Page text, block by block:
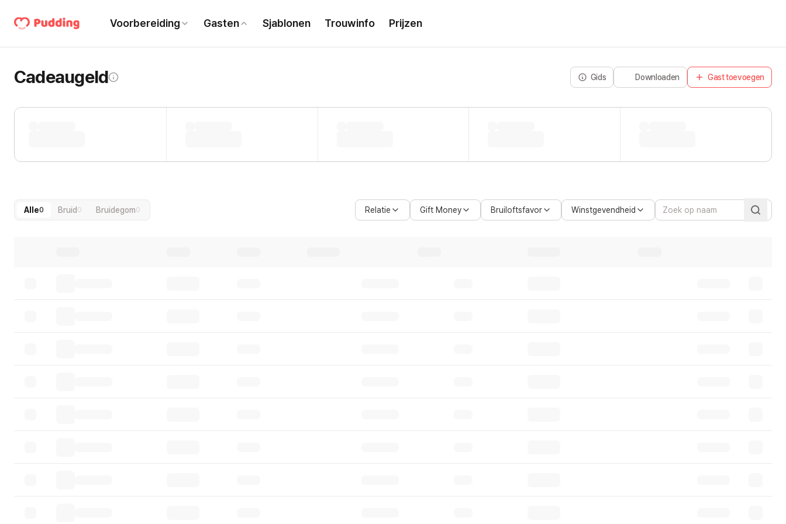
Voorbereiding Gasten Sjablonen Trouwinfo Prijzen
Cadeaugeld Gids Downloaden Gast toevoegen
Alle0 Bruid 0 Bruidegom0 Relatie Gift Money Bruiloftsfavor Winstgevendheid